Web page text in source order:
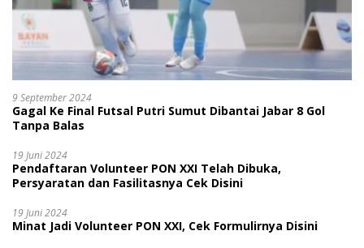
9 September 2024
Gagal Ke Final Futsal Putri Sumut Dibantai Jabar 8 Gol
Tanpa Balas
19 Juni 2024
Pendaftaran Volunteer PON XXI Telah Dibuka,
Persyaratan dan Fasilitasnya Cek Disini
19 Juni 2024
Minat Jadi Volunteer PON XXI, Cek Formulirnya Disini